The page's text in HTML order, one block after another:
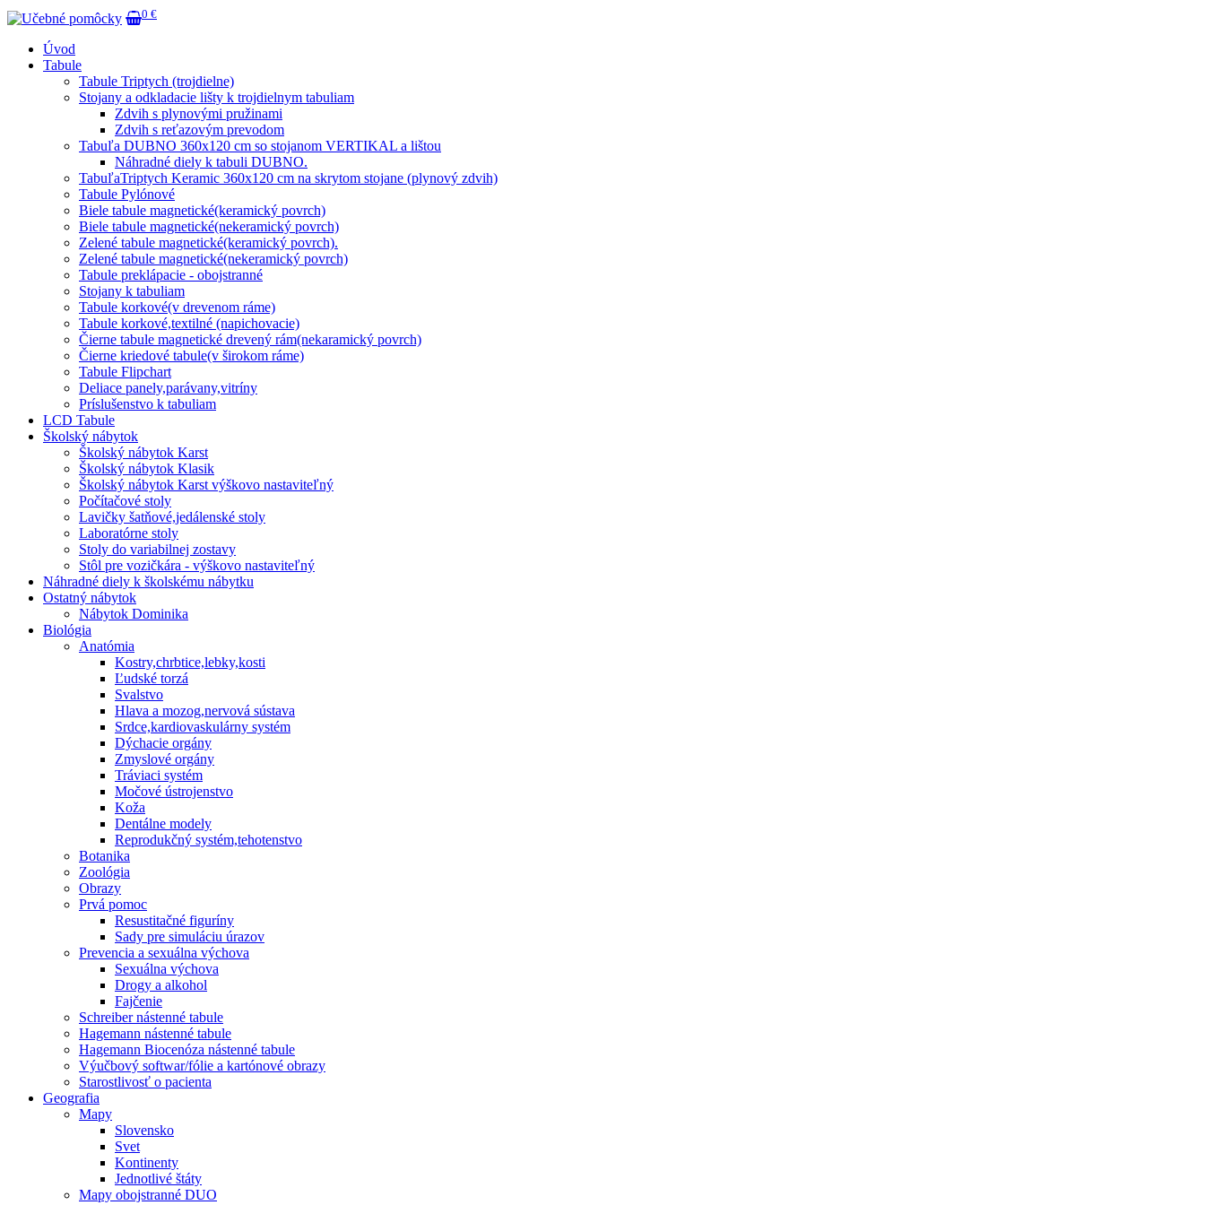
0 €
Úvod
Tabule
Tabule Triptych (trojdielne)
Stojany a odkladacie lišty k trojdielnym tabuliam
Zdvih s plynovými pružinami
Zdvih s reťazovým prevodom
Tabuľa DUBNO 360x120 cm so stojanom VERTIKAL a lištou
Náhradné diely k tabuli DUBNO.
TabuľaTriptych Keramic 360x120 cm na skrytom stojane (plynový zdvih)
Tabule Pylónové
Biele tabule magnetické(keramický povrch)
Biele tabule magnetické(nekeramický povrch)
Zelené tabule magnetické(keramický povrch).
Zelené tabule magnetické(nekeramický povrch)
Tabule preklápacie - obojstranné
Stojany k tabuliam
Tabule korkové(v drevenom ráme)
Tabule korkové,textilné (napichovacie)
Čierne tabule magnetické drevený rám(nekaramický povrch)
Čierne kriedové tabule(v širokom ráme)
Tabule Flipchart
Deliace panely,parávany,vitríny
Príslušenstvo k tabuliam
LCD Tabule
Školský nábytok
Školský nábytok Karst
Školský nábytok Klasik
Školský nábytok Karst výškovo nastaviteľný
Počítačové stoly
Lavičky šatňové,jedálenské stoly
Laboratórne stoly
Stoly do variabilnej zostavy
Stôl pre vozičkára - výškovo nastaviteľný
Náhradné diely k školskému nábytku
Ostatný nábytok
Nábytok Dominika
Biológia
Anatómia
Kostry,chrbtice,lebky,kosti
Ľudské torzá
Svalstvo
Hlava a mozog,nervová sústava
Srdce,kardiovaskulárny systém
Dýchacie orgány
Zmyslové orgány
Tráviaci systém
Močové ústrojenstvo
Koža
Dentálne modely
Reprodukčný systém,tehotenstvo
Botanika
Zoológia
Obrazy
Prvá pomoc
Resustitačné figuríny
Sady pre simuláciu úrazov
Prevencia a sexuálna výchova
Sexuálna výchova
Drogy a alkohol
Fajčenie
Schreiber nástenné tabule
Hagemann nástenné tabule
Hagemann Biocenóza nástenné tabule
Výučbový softwar/fólie a kartónové obrazy
Starostlivosť o pacienta
Geografia
Mapy
Slovensko
Svet
Kontinenty
Jednotlivé štáty
Mapy obojstranné DUO